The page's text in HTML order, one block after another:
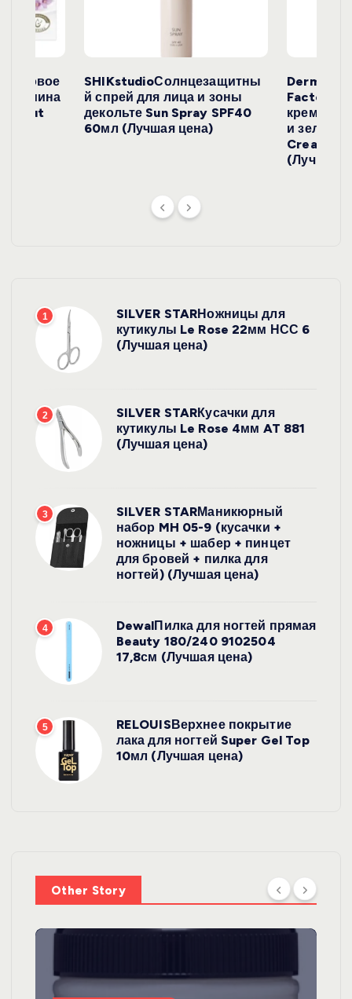
с
е
й
жасмина
SHIKstudioСолнцезащитны
й спрей для лица и зоны
декольте Sun Spray SPF40
60мл (Лучшая цена)
Derma
крем с
и
Cream
(Лучшая
1
SILVER STARНожницы для
кутикулы Le Rose 22мм НСС 6
(Лучшая цена)
2
SILVER STARКусачки для
кутикулы Le Rose 4мм AT 881
(Лучшая цена)
3
SILVER STARМаникюрный
набор MH 05-9 (кусачки +
ножницы + шабер + пинцет
для бровей + пилка для
ногтей) (Лучшая цена)
4
DewalПилка для ногтей прямая
Beauty 180/240 9102504
17,8см (Лучшая цена)
5
RELOUISВерхнее покрытие
лака для ногтей Super Gel Top
10мл (Лучшая цена)
Other Story